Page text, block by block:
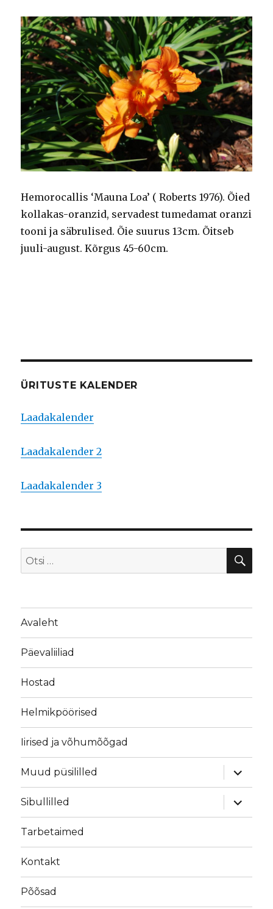
Hemorocallis ‘Mauna Loa’ ( Roberts 1976). Õied
kollakas-oranzid, servadest tumedamat oranzi
tooni ja säbrulised. Õie suurus 13cm. Õitseb
juuli-august. Kõrgus 45-60cm.
ÜRITUSTE KALENDER
Laadakalender
Laadakalender 2
Laadakalender 3
Otsi:
Avaleht
Päevaliiliad
Hostad
Helmikpöörised
Iirised ja võhumõõgad
Muud püsililled
laienda
Sibullilled
laienda
Tarbetaimed
Kontakt
Põõsad